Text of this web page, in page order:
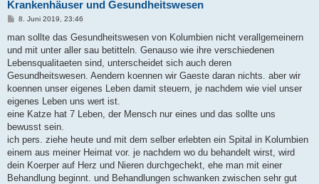
Krankenhäuser und Gesundheitswesen
B
i
r
a
8. Juni 2019, 23:46
man sollte das Gesundheitswesen von Kolumbien nicht verallgemeinern
und mit unter aller sau betitteln. Genauso wie ihre verschiedenen
Lebensqualitaeten sind, unterscheidet sich auch deren
Gesundheitswesen. Aendern koennen wir Gaeste daran nichts. aber wir
koennen unser eigenes Leben damit steuern, je nachdem wie viel unser
eigenes Leben uns wert ist.
eine Katze hat 7 Leben, der Mensch nur eines und das sollte uns
bewusst sein.
ich pers. ziehe heute und mit dem selber erlebten ein Spital in Kolumbien
einem aus meiner Heimat vor. je nachdem wo du behandelt wirst, wird
dein Koerper auf Herz und Nieren durchgechekt, ehe man mit einer
Behandlung beginnt. und Behandlungen schwanken zwischen sehr gut